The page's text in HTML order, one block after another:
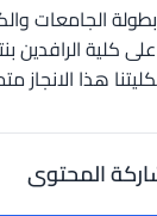
الجامعات
على كلية الرافدين
هذا
المحتوى